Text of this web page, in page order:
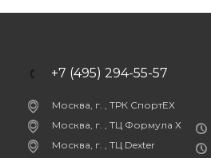
+7 (495) 294-55-57
Москва, г. , ТРК СпортЕХ
Москва, г. , ТЦ Формула Х
Москва, г. , ТЦ Dexter